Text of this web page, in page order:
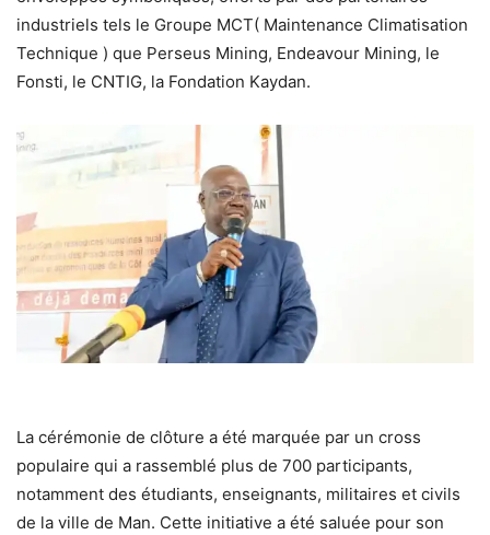
industriels tels le Groupe MCT( Maintenance Climatisation
Technique ) que Perseus Mining, Endeavour Mining, le
Fonsti, le CNTIG, la Fondation Kaydan.
La cérémonie de clôture a été marquée par un cross
populaire qui a rassemblé plus de 700 participants,
notamment des étudiants, enseignants, militaires et civils
de la ville de Man. Cette initiative a été saluée pour son